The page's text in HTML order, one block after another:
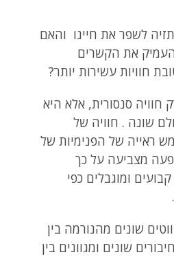
לשפר את חיינו והאם
את הקשרים
חוויות עשירות יותר?
חוויה סנסורית, אלא היא
שונה . חוויה של
ראייה של הפנימיות של
מצביעה על כך
ומוגבלים כפי
שונים מהנורמה בין
שונים ומגוונים בין